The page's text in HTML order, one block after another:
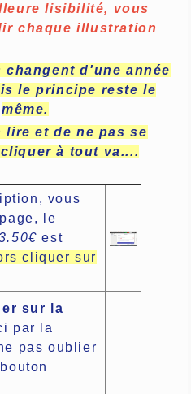
lisibilité, vous
chaque illustration
changent d'une année
le principe reste le
même.
lire et de ne pas se
à tout va....
vous
le
est
cliquer sur
sur la
par la
pas oublier